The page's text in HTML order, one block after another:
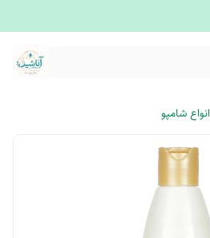
انواع شامپو